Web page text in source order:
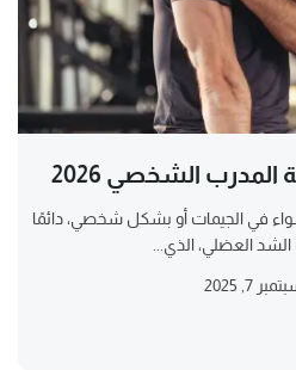
الشخصي 2026
في الجيمات أو بشكل شخصي، دائمًا
العضلي، الذي...
7, 2025